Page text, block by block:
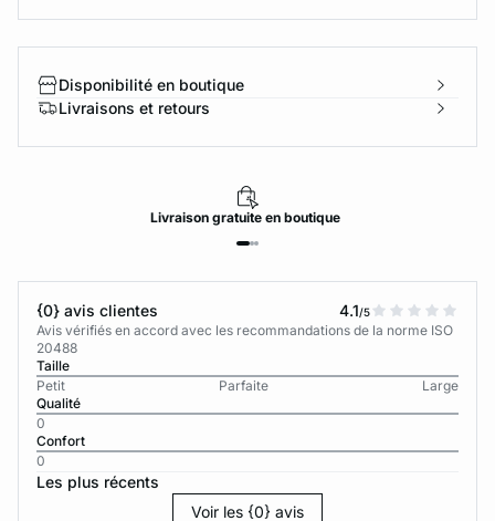
Disponibilité en boutique
Livraisons et retours
Livraisongratuiteen boutique
{0} avis clientes 4.1/5
Avis vérifiés en accord avec les recommandations de la norme ISO
20488
Taille
Petit
Parfaite
Large
Qualité
0
Confort
0
Les plus récents
Voir les {0} avis